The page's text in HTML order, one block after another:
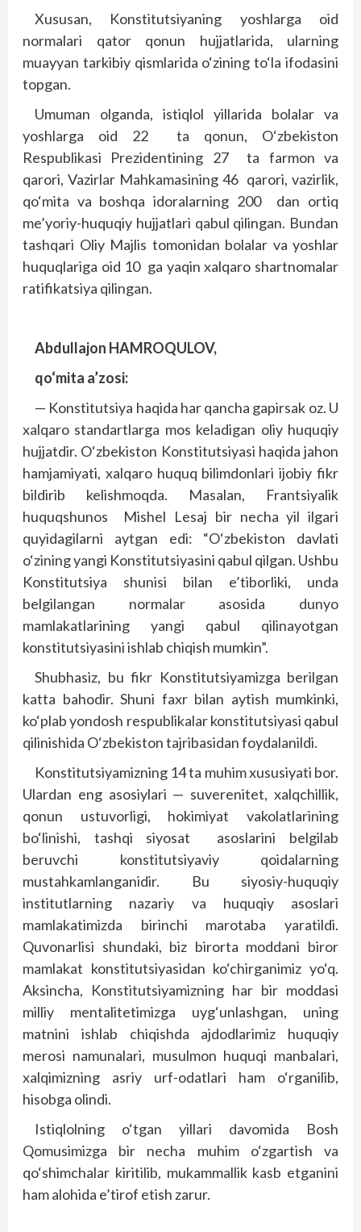
Xususan, Konstitutsiyaning yoshlarga oid
normalari qator qonun hujjatlarida, ularning
muayyan tarkibiy qismlarida o‘zining to‘la ifodasini
topgan.
Umuman olganda, istiqlol yillarida bolalar va
yoshlarga oid 22 ta qonun, O‘zbekiston
Respublikasi Prezidentining 27 ta farmon va
qarori, Vazirlar Mahkamasining 46 qarori, vazirlik,
qo‘mita va boshqa idoralarning 200 dan ortiq
me’yoriy-huquqiy hujjatlari qabul qilingan. Bundan
tashqari Oliy Majlis tomonidan bolalar va yoshlar
huquqlariga oid 10 ga yaqin xalqaro shartnomalar
ratifikatsiya qilingan.
Abdullajon HAMROQULOV,
qo‘mita a’zosi:
— Konstitutsiya haqida har qancha gapirsak oz. U
xalqaro standartlarga mos keladigan oliy huquqiy
hujjatdir. O‘zbekiston Konstitutsiyasi haqida jahon
hamjamiyati, xalqaro huquq bilimdonlari ijobiy fikr
bildirib kelishmoqda. Masalan, Frantsiyalik
huquqshunos Mishel Lesaj bir necha yil ilgari
quyidagilarni aytgan edi: “O‘zbekiston davlati
o‘zining yangi Konstitutsiyasini qabul qilgan. Ushbu
Konstitutsiya shunisi bilan e’tiborliki, unda
belgilangan normalar asosida dunyo
mamlakatlarining yangi qabul qilinayotgan
konstitutsiyasini ishlab chiqish mumkin”.
Shubhasiz, bu fikr Konstitutsiyamizga berilgan
katta bahodir. Shuni faxr bilan aytish mumkinki,
ko‘plab yondosh respublikalar konstitutsiyasi qabul
qilinishida O‘zbekiston tajribasidan foydalanildi.
Konstitutsiyamizning 14 ta muhim xususiyati bor.
Ulardan eng asosiylari — suverenitet, xalqchillik,
qonun ustuvorligi, hokimiyat vakolatlarining
bo‘linishi, tashqi siyosat asoslarini belgilab
beruvchi konstitutsiyaviy qoidalarning
mustahkamlanganidir. Bu siyosiy-huquqiy
institutlarning nazariy va huquqiy asoslari
mamlakatimizda birinchi marotaba yaratildi.
Quvonarlisi shundaki, biz birorta moddani biror
mamlakat konstitutsiyasidan ko‘chirganimiz yo‘q.
Aksincha, Konstitutsiyamizning har bir moddasi
milliy mentalitetimizga uyg‘unlashgan, uning
matnini ishlab chiqishda ajdodlarimiz huquqiy
merosi namunalari, musulmon huquqi manbalari,
xalqimizning asriy urf-odatlari ham o‘rganilib,
hisobga olindi.
Istiqlolning o‘tgan yillari davomida Bosh
Qomusimizga bir necha muhim o‘zgartish va
qo‘shimchalar kiritilib, mukammallik kasb etganini
ham alohida e’tirof etish zarur.